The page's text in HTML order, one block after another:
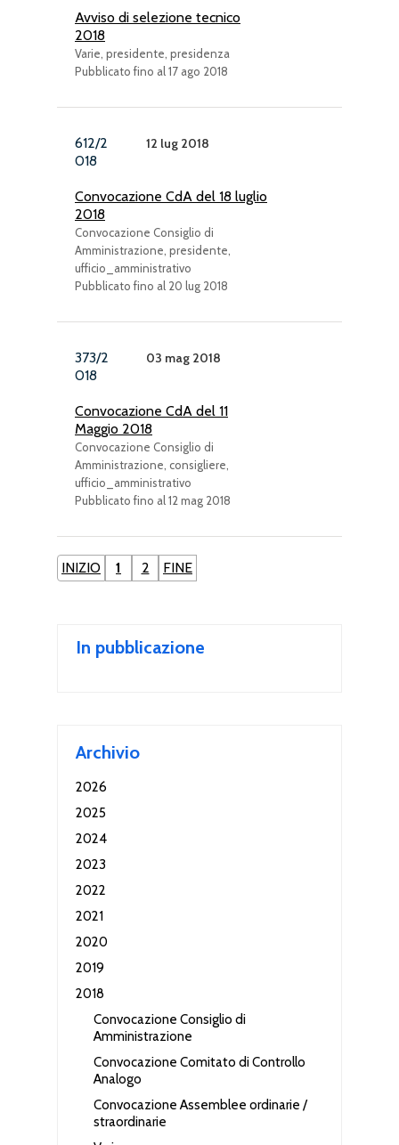
Avviso di selezione tecnico
2018
Varie, presidente, presidenza
Pubblicato fino al 17 ago 2018
612/2
018
12 lug 2018
Convocazione CdA del 18 luglio
2018
Convocazione Consiglio di
Amministrazione, presidente,
ufficio_amministrativo
Pubblicato fino al 20 lug 2018
373/2
018
03 mag 2018
Convocazione CdA del 11
Maggio 2018
Convocazione Consiglio di
Amministrazione, consigliere,
ufficio_amministrativo
Pubblicato fino al 12 mag 2018
INIZIO 1 2 FINE
In pubblicazione
Archivio
2026
2025
2024
2023
2022
2021
2020
2019
2018
Convocazione Consiglio di
Amministrazione
Convocazione Comitato di Controllo
Analogo
Convocazione Assemblee ordinarie /
straordinarie